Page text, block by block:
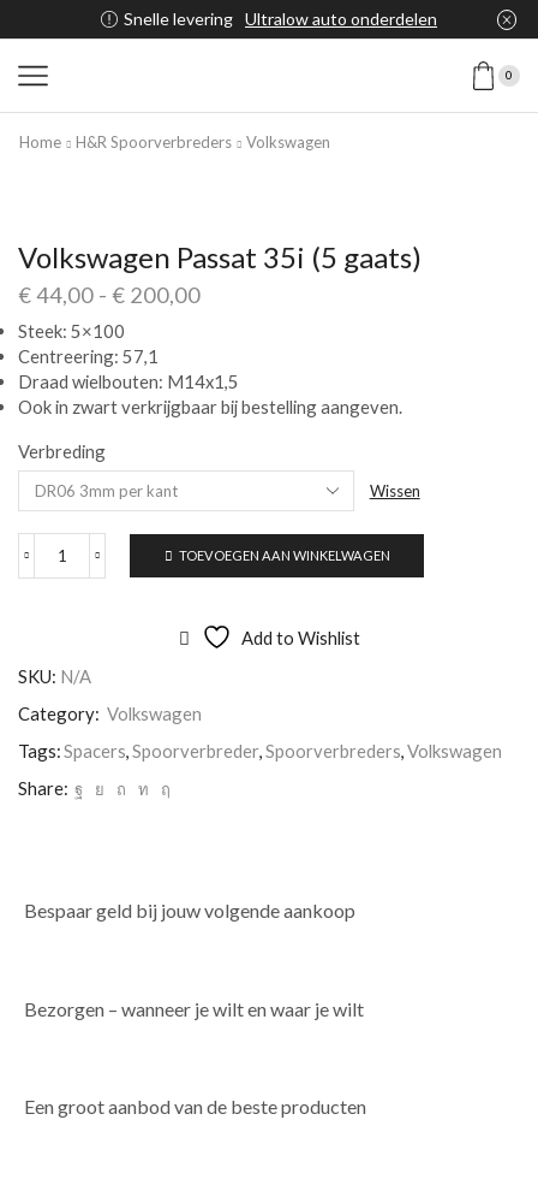
Snelle levering Ultralow auto onderdelen
0
Home H&R Spoorverbreders Volkswagen
Volkswagen Passat 35i (5 gaats)
€44,00 - € 200,00
Steek: 5×100
Centreering: 57,1
Draad wielbouten: M14x1,5
Ook in zwart verkrijgbaar bij bestelling aangeven.
Verbreding
Wissen
TOEVOEGEN AAN WINKELWAGEN
Add to Wishlist
SKU: N/A
Category: Volkswagen
Tags:Spacers,Spoorverbreder,Spoorverbreders,Volkswagen
Share:
Bespaar geld bij jouw volgende aankoop
Bezorgen – wanneer je wilt en waar je wilt
Een groot aanbod van de beste producten